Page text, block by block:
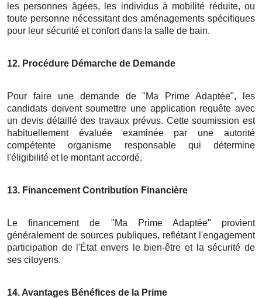
les personnes âgées, les individus à mobilité réduite, ou
toute personne nécessitant des aménagements spécifiques
pour leur sécurité et confort dans la salle de bain.
12. Procédure Démarche de Demande
Pour faire une demande de "Ma Prime Adaptée", les
candidats doivent soumettre une application requête avec
un devis détaillé des travaux prévus. Cette soumission est
habituellement évaluée examinée par une autorité
compétente organisme responsable qui détermine
l'éligibilité et le montant accordé.
13. Financement Contribution Financière
Le financement de "Ma Prime Adaptée" provient
généralement de sources publiques, reflétant l'engagement
participation de l'État envers le bien-être et la sécurité de
ses citoyens.
14. Avantages Bénéfices de la Prime